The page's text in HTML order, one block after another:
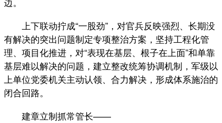
上下联动拧成“一股劲”，对官兵反映强烈、长期没
有解决的突出问题制定专项整治方案，坚持工程化管
理、项目化推进，对“表现在基层、根子在上面”和单靠
基层难以解决的问题，建立整改统筹协调机制，军级以
上单位党委机关主动认领、合力解决，形成体系施治的
闭合回路。
建章立制抓常管长——